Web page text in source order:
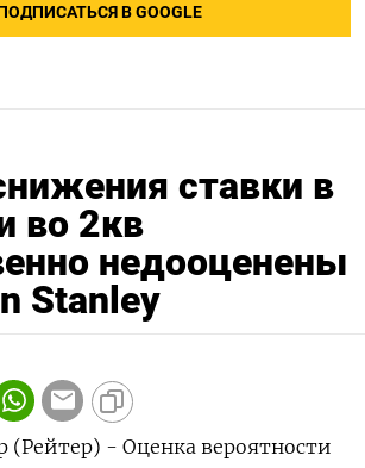
В GOOGLE
ставки в
во 2кв
недооценены
Stanleу
(Рейтер) - Оценка вероятности